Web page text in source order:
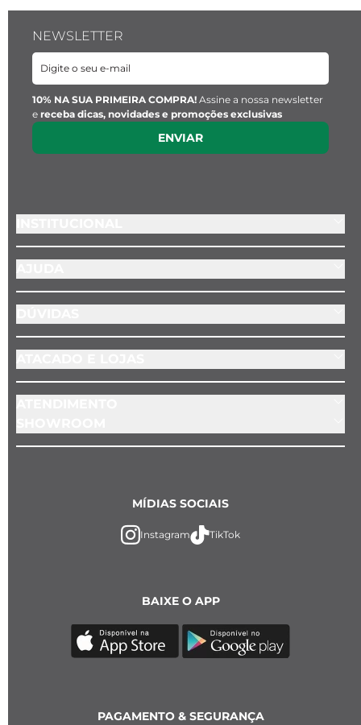
NEWSLETTER
10% NA SUA PRIMEIRA COMPRA! Assine a nossa newsletter
e receba dicas, novidades e promoções exclusivas
ENVIAR
BAIXE O APP
MÍDIAS SOCIAIS
Instagram TikTok
PAGAMENTO & SEGURANÇA